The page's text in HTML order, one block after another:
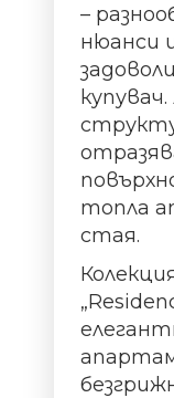
–
нюанси
топла
стая.